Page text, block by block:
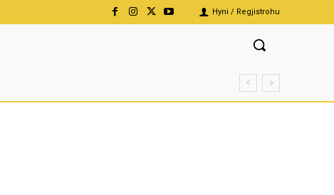
Hyni / Regjistrohu